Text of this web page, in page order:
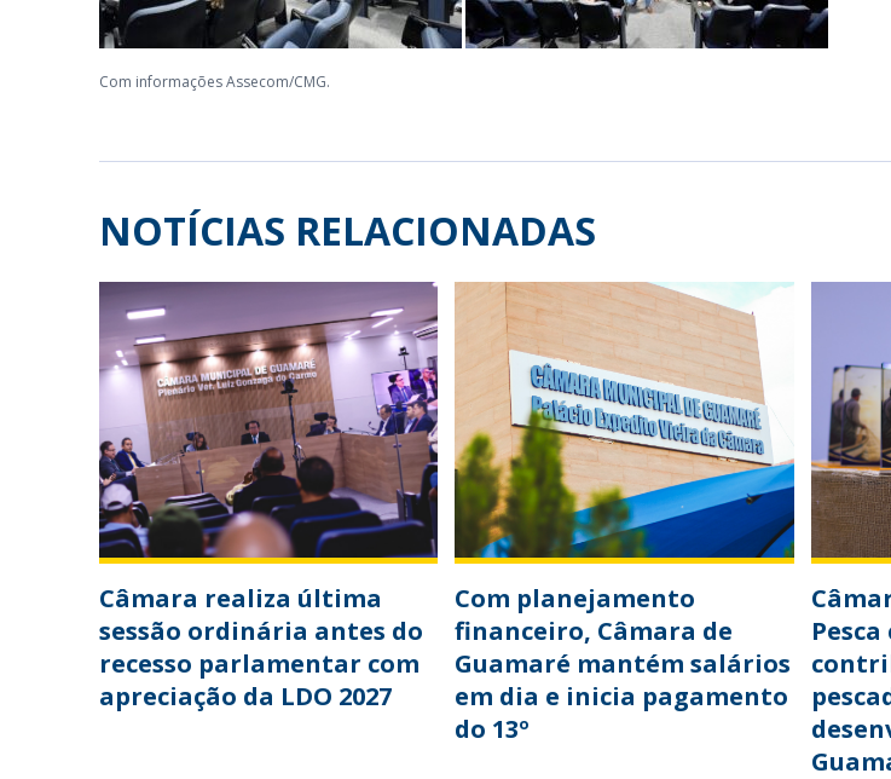
Com informações Assecom/CMG.
NOTÍCIAS RELACIONADAS
Câmara realiza última
sessão ordinária antes do
recesso parlamentar com
apreciação da LDO 2027
Com planejamento
financeiro, Câmara de
Guamaré mantém salários
em dia e inicia pagamento
do 13º